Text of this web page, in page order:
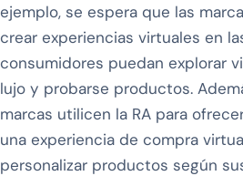
ejemplo, se espera que las
crear experiencias virtuales en
consumidores puedan explorar
lujo y probarse productos.
marcas utilicen la RA para
una experiencia de compra
personalizar productos según